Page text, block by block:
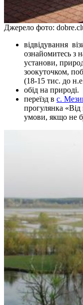
Джерело фото:
відвідування
ознайомитесь з
установи,
зоокуточком,
(18-15 тис. до
обід на природі.
переїзд в с.
прогулянка
умови, якщо не